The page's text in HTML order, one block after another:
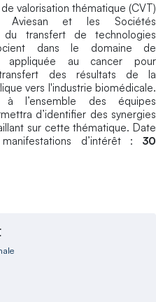
valorisation thématique (CVT)
Aviesan et les Sociétés
du transfert de technologies
dans le domaine de
appliquée au cancer pour
des résultats de la
vers l'industrie biomédicale.
l’ensemble des équipes
d’identifier des synergies
sur cette thématique. Date
d’intérêt : 30